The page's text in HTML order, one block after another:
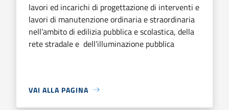
lavori ed incarichi di progettazione di interventi e
lavori di manutenzione ordinaria e straordinaria
nell’ambito di edilizia pubblica e scolastica, della
rete stradale e dell’illuminazione pubblica
VAI ALLA PAGINA